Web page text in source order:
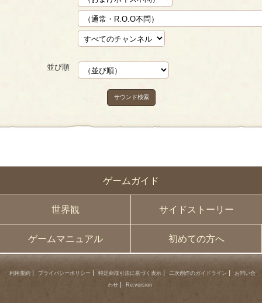
ゲームガイド
世界観 サイドストーリー
ゲームマニュアル 初めての方へ
並び順
サウンド検索
利用規約 プライバシーポリシー 特定商取引法に基づく表示 二次創作のガイドライン
お問い合
わせ
Re:version